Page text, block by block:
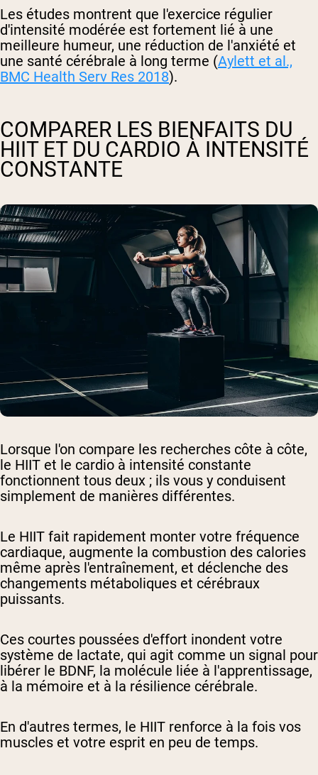
Les études montrent que l'exercice régulier
d'intensité modérée est fortement lié à une
meilleure humeur, une réduction de l'anxiété et
une santé cérébrale à long terme (Aylett et al.,
BMC Health Serv Res 2018).
COMPARER LES BIENFAITS DU
HIIT ET DU CARDIO À INTENSITÉ
CONSTANTE
Lorsque l'on compare les recherches côte à côte,
le HIIT et le cardio à intensité constante
fonctionnent tous deux ; ils vous y conduisent
simplement de manières différentes.
Le HIIT fait rapidement monter votre fréquence
cardiaque, augmente la combustion des calories
même après l'entraînement, et déclenche des
changements métaboliques et cérébraux
puissants.
Ces courtes poussées d'effort inondent votre
système de lactate, qui agit comme un signal pour
libérer le BDNF, la molécule liée à l'apprentissage,
à la mémoire et à la résilience cérébrale.
En d'autres termes, le HIIT renforce à la fois vos
muscles et votre esprit en peu de temps.